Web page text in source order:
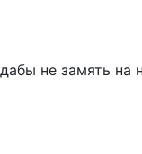
не замять на